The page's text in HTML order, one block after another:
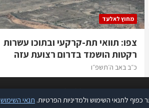
מחוץ לאלעד
צפו: תוואי תת-קרקעי ובתוכו עשרות
רקטות הושמד בדרום רצועת עזה
כ״ב באב ה׳תשפ״ו
תנאי השימוש
חווית המשתמש ומעקב סטטיסטי.קרא עוד